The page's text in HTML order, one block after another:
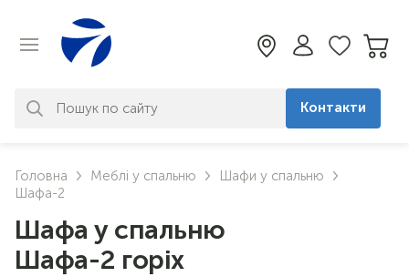
знайдено. Уточніть свій запит
Контакти
Головна Меблі у спальню
Шафи у спальню
Шафа-2
Шафа у спальню
Шафа-2 горіх